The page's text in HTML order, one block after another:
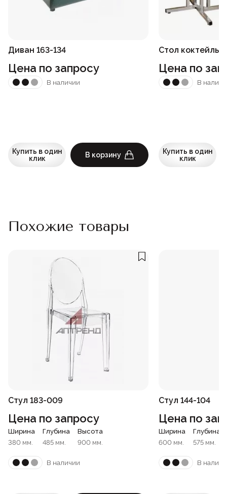
Диван 163-134
Цена по запросу
В наличии
Купить в один
клик
В корзину
Стол
Цена по
В
Купить в один
клик
Похожие товары
Стул 183-009
Цена по запросу
Ширина
380 мм.
Глубина
485 мм.
Высота
900 мм.
В наличии
Стул 144-104
Цена по
Ширина
600 мм.
Глубина
575 мм.
В